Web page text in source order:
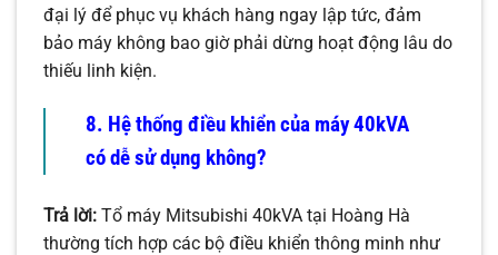
đại lý để phục vụ khách hàng ngay lập tức, đảm
bảo máy không bao giờ phải dừng hoạt động lâu do
thiếu linh kiện.
8. Hệ thống điều khiển của máy 40kVA
có dễ sử dụng không?
Trả lời: Tổ máy Mitsubishi 40kVA tại Hoàng Hà
thường tích hợp các bộ điều khiển thông minh như